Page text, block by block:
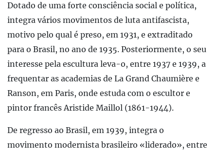
Dotado de uma forte consciência social e política,
integra vários movimentos de luta antifascista,
motivo pelo qual é preso, em 1931, e extraditado
para o Brasil, no ano de 1935. Posteriormente, o seu
interesse pela escultura leva-o, entre 1937 e 1939, a
frequentar as academias de La Grand Chaumière e
Ranson, em Paris, onde estuda com o escultor e
pintor francês Aristide Maillol (1861-1944).
De regresso ao Brasil, em 1939, integra o
movimento modernista brasileiro «liderado», entre